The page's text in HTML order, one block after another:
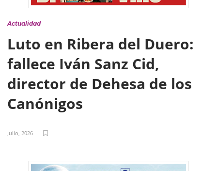
Actualidad
Luto en Ribera del Duero:
fallece Iván Sanz Cid,
director de Dehesa de los
Canónigos
Julio, 2026